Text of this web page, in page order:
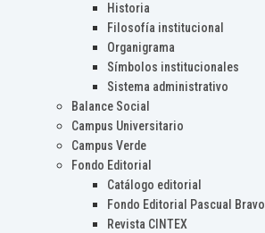
Historia
Filosofía institucional
Organigrama
Símbolos institucionales
Sistema administrativo
Balance Social
Campus Universitario
Campus Verde
Fondo Editorial
Catálogo editorial
Fondo Editorial Pascual Bravo
Revista CINTEX